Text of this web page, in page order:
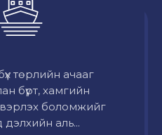
төрлийн ачааг
бүрт, хамгийн
боломжийг
аль...